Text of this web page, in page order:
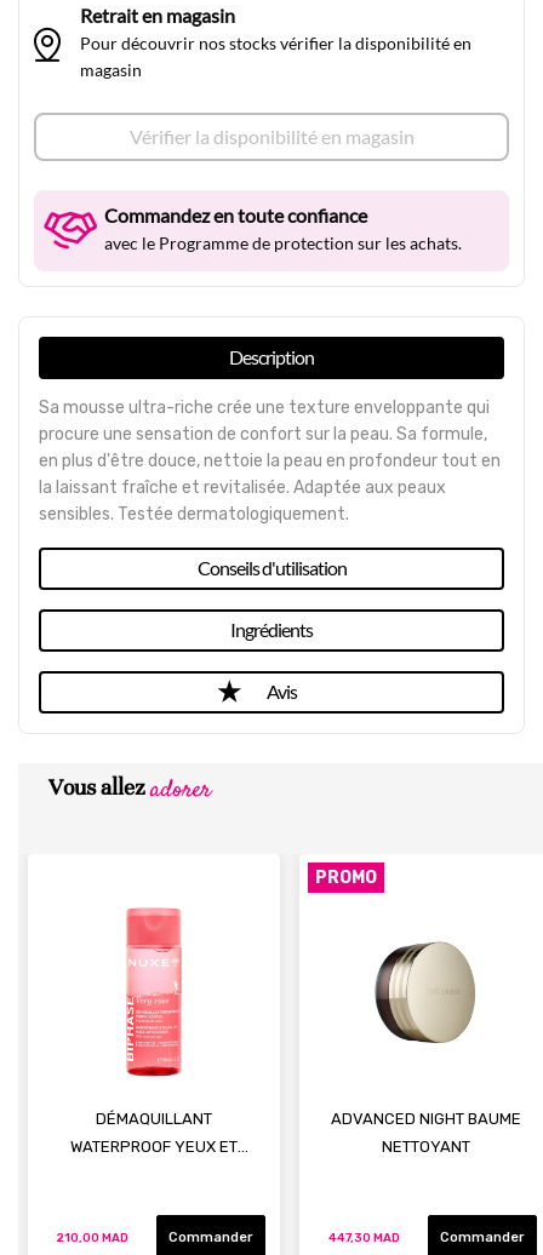
Retrait en magasin
Pour découvrir nos stocks vérifier la disponibilité en
magasin
Vérifier la disponibilité en magasin
Commandez en toute confiance
avec le Programme de protection sur les achats.
Description
Sa mousse ultra-riche crée une texture enveloppante qui
procure une sensation de confort sur la peau. Sa formule,
en plus d'être douce, nettoie la peau en profondeur tout en
la laissant fraîche et revitalisée. Adaptée aux peaux
sensibles. Testée dermatologiquement.
Conseils d'utilisation
Ingrédients
Avis
Vous allezadorer
DÉMAQUILLANT
WATERPROOF YEUX ET
210,00 MAD Commander
PROMO
ADVANCED NIGHT BAUME
NETTOYANT
447,30 MAD Commander